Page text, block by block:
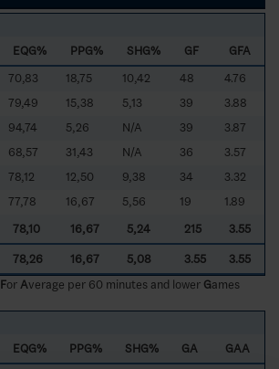
EQG% PPG% SHG% GF
GFA
70,83 18,75 10,42 48
4.76
79,49 15,38 5,13 39
3.88
94,74 5,26 N/A 39
3.87
68,57 31,43 N/A 36
3.57
78,12 12,50 9,38 34
3.32
77,78 16,67 5,56 19 1.89
78,10 16,67 5,24 215 3.55
78,26 16,67 5,08 3.55
3.55
For Average per 60 minutes and lower Games
EQG% PPG% SHG% GA
GAA